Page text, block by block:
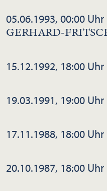
05.06.1993, 00:00 Uhr
GERHARD-
15.12.1992, 18:00 Uhr
19.03.1991, 19:00 Uhr
17.11.1988, 18:00 Uhr
20.10.1987, 18:00 Uhr